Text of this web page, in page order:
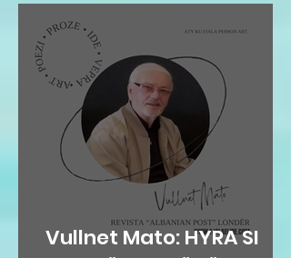
Vullnet Mato: HYRA SI